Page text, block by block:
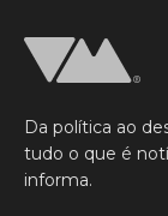
Da política ao
tudo o que é
informa.